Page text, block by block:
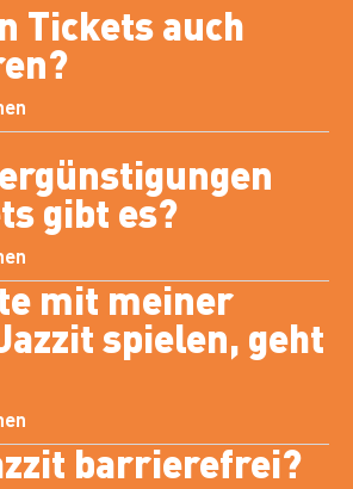
Tickets auch
gibt es?
mit meiner
spielen, geht
barrierefrei?